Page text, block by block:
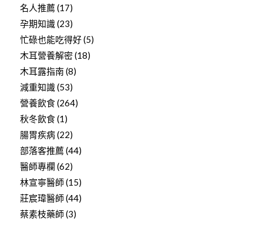
名人推薦 (17)
孕期知識(23)
忙碌也能吃得好(5)
木耳營養解密(18)
木耳露指南(8)
減重知識(53)
營養飲食(264)
秋冬飲食(1)
腸胃疾病(22)
部落客推薦 (44)
醫師專欄 (62)
林宣寧醫師(15)
莊宸瑋醫師(44)
蔡素枝藥師(3)